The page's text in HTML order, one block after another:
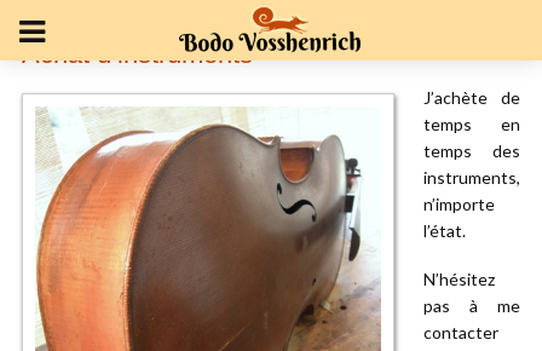
Achat d’instruments
J’achète de
temps en
temps des
instruments,
n’importe
l’état.
N’hésitez
pas à me
contacter